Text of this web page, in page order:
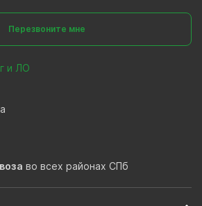
Перезвоните мне
и ЛО
во всех районах СПб